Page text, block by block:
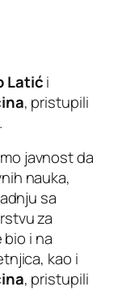
Latići
, pristupili
javnost da
nauka,
sa
za
bio i na
kao i
, pristupili